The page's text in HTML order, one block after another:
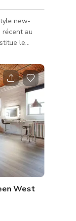
new-
au
le
lancement
intime.
15' sur
d'immenses
sur la
grand
de
West